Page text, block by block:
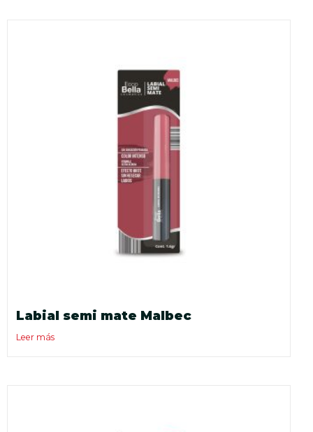
Labial semi mate Malbec
Leer más